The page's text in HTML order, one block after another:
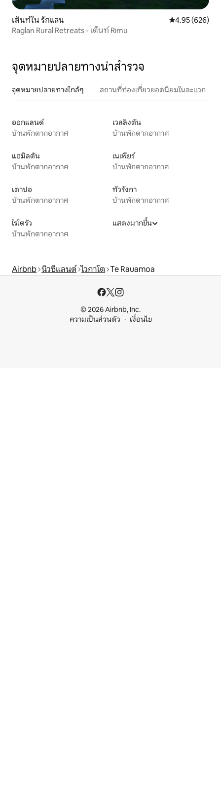
เต็นท์ใน รักแลน คะแนนเฉลี่ย
4.95 (626)
Raglan Rural Retreats - เต็นท์ Rimu
จุดหมายปลายทางน่าสำรวจ
จุดหมายปลายทางใกล้ๆ สถานที่ท่องเที่ยวยอดนิยมในละแวก
ออกแลนด์
บ้านพักตากอากาศ
เวลลิงตัน
บ้านพักตากอากาศ
แฮมิลตัน
บ้านพักตากอากาศ
เนเพียร์
บ้านพักตากอากาศ
เตาปอ
บ้านพักตากอากาศ
ทัวรังกา
บ้านพักตากอากาศ
โรโตรัว
บ้านพักตากอากาศ
แสดงมากขึ้น
Airbnb นิวซีแลนด์ ไวกาโต Te Rauamoa
© 2026 Airbnb, Inc.
ความเป็นส่วนตัว
เงื่อนไข